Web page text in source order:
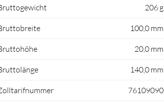
206 g
100,0 mm
20,0 mm
140,0 mm
76109090